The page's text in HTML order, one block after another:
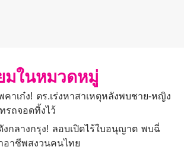
มในหมวดหมู่
าเก๋ง! ตร.เร่งหาสาเหตุหลังพบชาย-หญิง
รถจอดทิ้งไว้
กลางกรุง! ลอบเปิดไร้ใบอนุญาต พบฉี่
อาชีพสงวนคนไทย